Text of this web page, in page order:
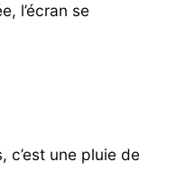
l’écran se
c’est une pluie de